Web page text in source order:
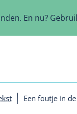
En nu?
Een foutje in